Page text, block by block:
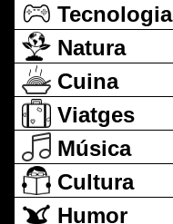
Tecnologia
Natura
Cuina
Viatges
Música
Cultura
Humor